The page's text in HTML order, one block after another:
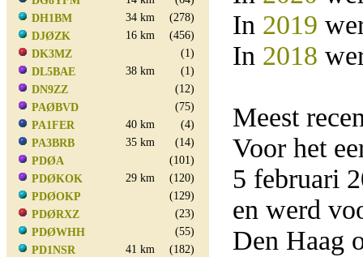
DH1BM
34 km
(278)
DJØZK
16 km
(456)
DK3MZ
(1)
DL5BAE
38 km
(1)
DN9ZZ
(12)
PAØBVD
(75)
PA1FER
40 km
(4)
PA3BRB
35 km
(14)
PDØA
(101)
PDØKOK
29 km
(120)
PDØOKP
(129)
PDØRXZ
(23)
PDØWHH
(55)
PD1NSR
41 km
(182)
In 2019
In 2018
Meest
Voor het
5 februari
en werd
Den Haag